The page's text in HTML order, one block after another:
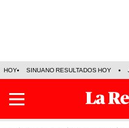
HOY SINUANO RESULTADOS HOY